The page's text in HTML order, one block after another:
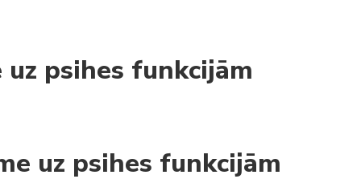
psihes funkcijām
uz psihes funkcijām